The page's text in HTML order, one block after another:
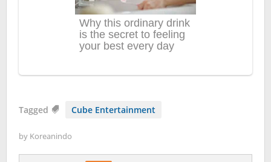
Tagged Cube Entertainment
by Koreanindo